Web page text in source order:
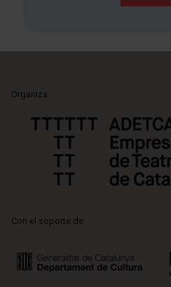
Organiza:
Con el soporte de: